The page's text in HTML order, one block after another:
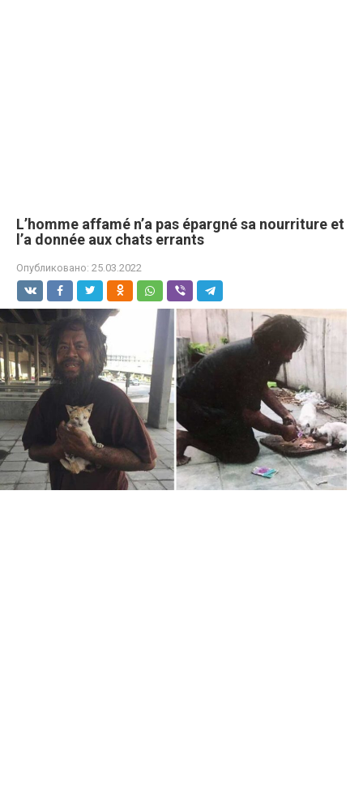
L’homme affamé n’a pas épargné sa nourriture et
l’a donnée aux chats errants
Опубликовано: 25.03.2022